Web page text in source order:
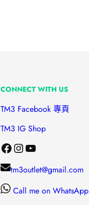
CONNECT WITH US
TM3 Facebook 專頁
TM3 IG Shop
Facebook Instagram YouTube
tm3outlet@gmail.com
Call me on WhatsApp